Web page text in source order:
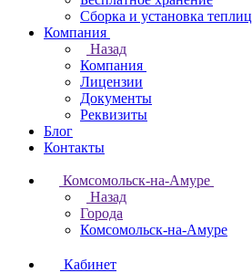
Сборка и установка теплиц
Компания
Назад
Компания
Лицензии
Документы
Реквизиты
Блог
Контакты
Комсомольск-на-Амуре
Назад
Города
Комсомольск-на-Амуре
Кабинет